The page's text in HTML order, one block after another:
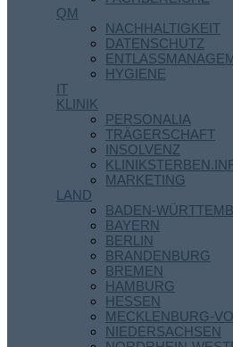
QM
NACHHALTIGKEIT
DATENSCHUTZ
HYGIENE
IT
KLINIK
PERSONALIA
TRÄGERSCHAFT
INSOLVENZ
MARKETING
LAND
BADEN-
BAYERN
BERLIN
BRANDENBURG
BREMEN
HAMBURG
HESSEN
MECKLENBURG-
NIEDERSACHSEN